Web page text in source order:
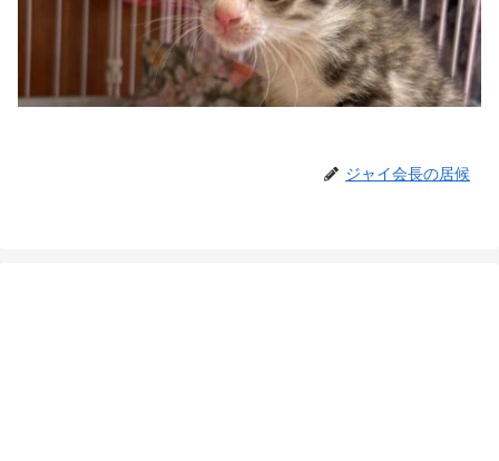
ジャイ会長の居候